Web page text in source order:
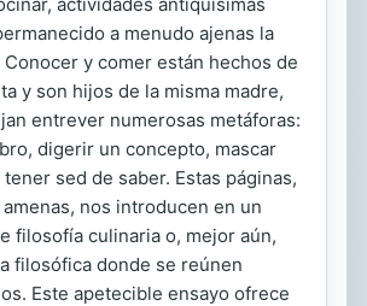
a menudo ajenas la
Conocer y comer están hechos de
y son hijos de la misma madre,
entrever numerosas metáforas:
digerir un concepto, mascar
sed de saber. Estas páginas,
nos introducen en un
filosofía culinaria o, mejor aún,
filosófica donde se reúnen
Este apetecible ensayo ofrece